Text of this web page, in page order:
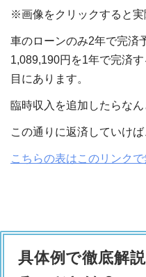
※画像をクリックすると実
車のローンのみ2年で完済
1,089,190円を1年で完済
目にあります。
臨時収入を追加したらな
この通りに返済していけば
こちらの表はこのリンクで
具体例で徹底解